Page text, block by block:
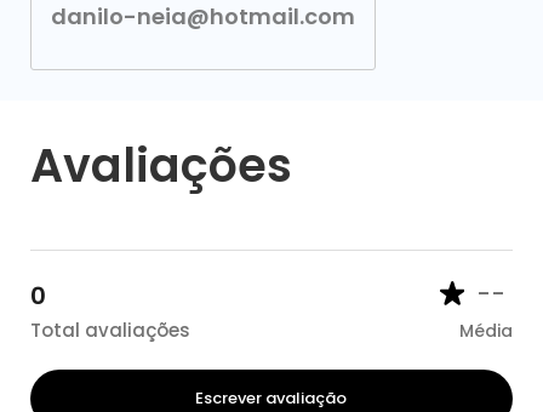
danilo-neia@hotmail.com
Avaliações
0
Total avaliações
--
Média
Escrever avaliação